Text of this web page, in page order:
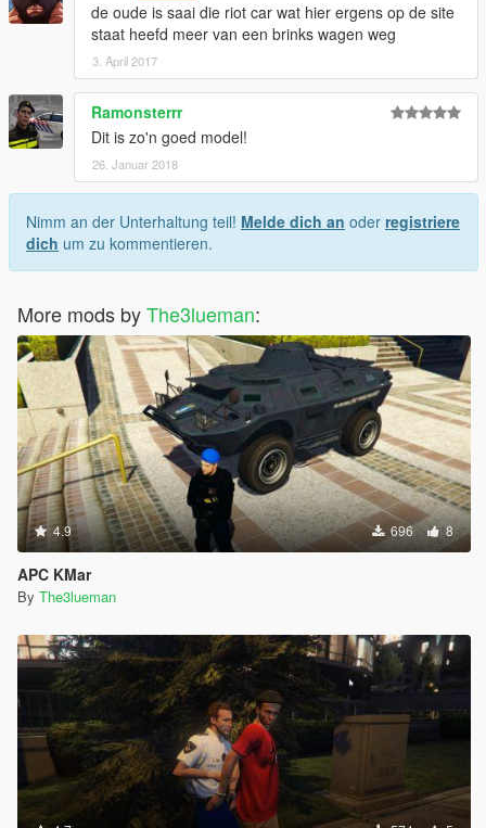
de oude is saai die riot car wat hier ergens op de site
staat heefd meer van een brinks wagen weg
3. April 2017
Ramonsterrr
Dit is zo'n goed model!
26. Januar 2018
Nimm an der Unterhaltung teil! Melde dich an oder registriere
dich um zu kommentieren.
More mods byThe3lueman:
4.9 696 8
APC KMar
By The3lueman